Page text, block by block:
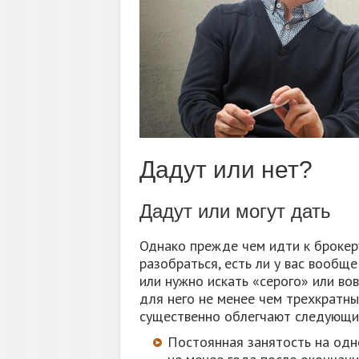
Дадут или нет?
Дадут или могут дать
Однако прежде чем идти к
разобраться, есть ли у вас
или нужно искать «серого» или
для него не менее чем
существенно облегчают
Постоянная занятость на